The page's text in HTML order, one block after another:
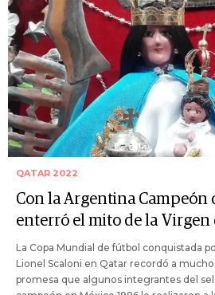
QATAR 2022
Con la Argentina Campeón
enterró el mito de la Virgen
La Copa Mundial de fútbol conquistada
Lionel Scaloni en Qatar recordó a
promesa que algunos integrantes del